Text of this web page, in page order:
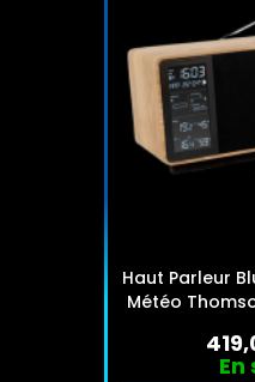
Haut Parleur
Météo